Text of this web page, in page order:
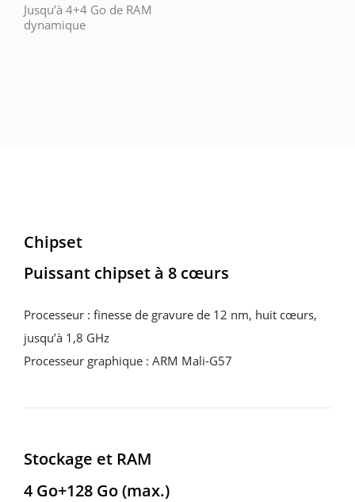
Jusqu’à 4+4 Go de RAM
dynamique
Chipset
Puissant chipset à 8 cœurs
Processeur : finesse de gravure de 12 nm, huit cœurs,
jusqu’à 1,8 GHz
Processeur graphique : ARM Mali-G57
Stockage et RAM
4 Go+128 Go (max.)